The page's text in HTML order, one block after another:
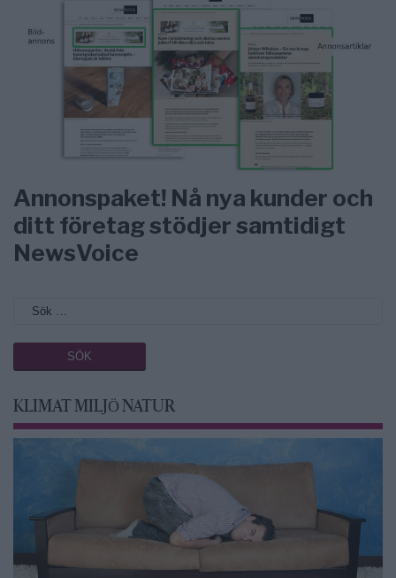
Annonspaket! Nå nya kunder och
ditt företag stödjer samtidigt
NewsVoice
KLIMAT MILJÖ NATUR